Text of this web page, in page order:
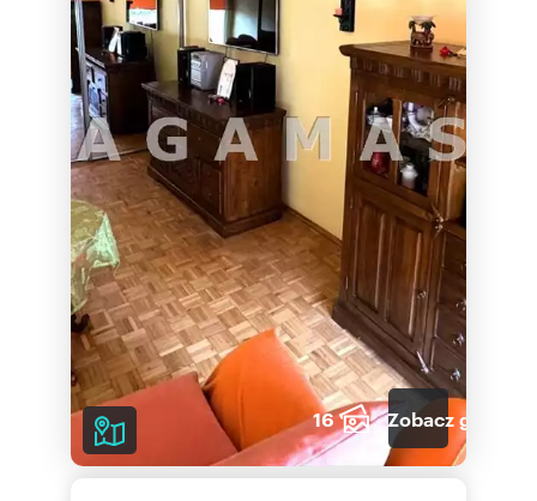
16 Zobacz galerię